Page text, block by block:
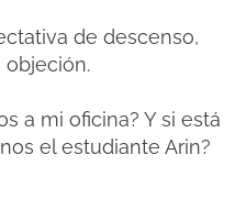
de descenso,
objeción.
a mi oficina? Y si está
el estudiante Arin?